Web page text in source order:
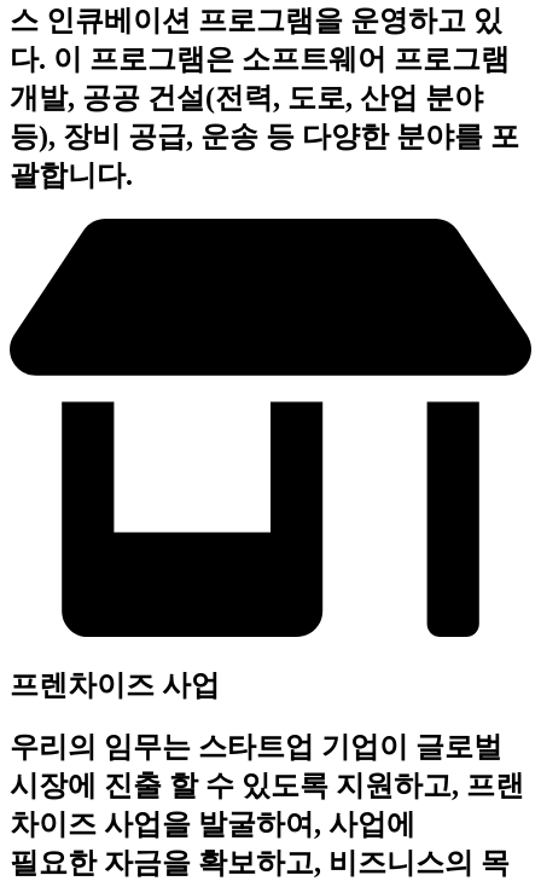
스 인큐베이션 프로그램을 운영하고 있
다. 이 프로그램은 소프트웨어 프로그램
개발, 공공 건설(전력, 도로, 산업 분야
등), 장비 공급, 운송 등 다양한 분야를 포
괄합니다.
프렌차이즈 사업
우리의 임무는 스타트업 기업이 글로벌
시장에 진출 할 수 있도록 지원하고, 프랜
차이즈 사업을 발굴하여, 사업에
필요한 자금을 확보하고, 비즈니스의 목